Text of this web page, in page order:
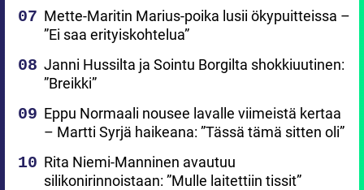
Mette-Maritin Marius-poika lusii ökypuitteissa –
”Ei saa erityiskohtelua”
Janni Hussilta ja Sointu Borgilta shokkiuutinen:
”Breikki”
Eppu Normaali nousee lavalle viimeistä kertaa
– Martti Syrjä haikeana: ”Tässä tämä sitten oli”
Rita Niemi-Manninen avautuu
silikonirinnoistaan: ”Mulle laitettiin tissit”